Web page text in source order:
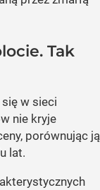
Tak
w sieci
nie kryje
porównując ją
lat.